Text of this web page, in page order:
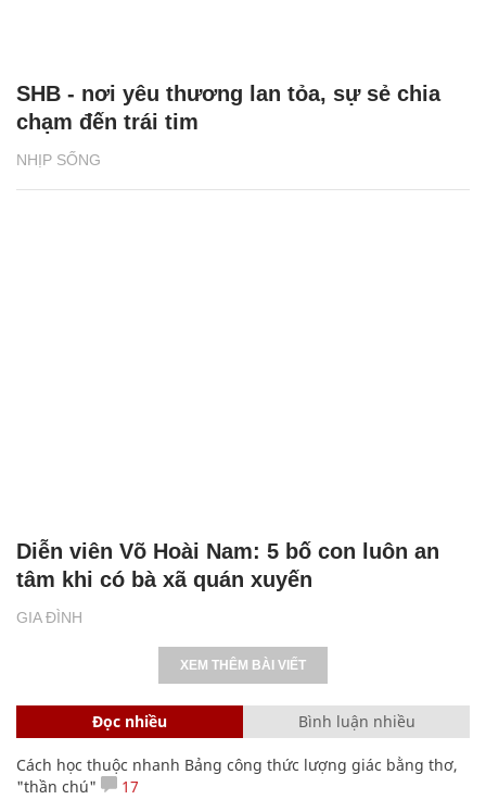
NHỊP SỐNG
SHB - nơi yêu thương lan tỏa, sự sẻ chia
chạm đến trái tim
GIA ĐÌNH
Diễn viên Võ Hoài Nam: 5 bố con luôn an
tâm khi có bà xã quán xuyến
XEM THÊM BÀI VIẾT
Đọc nhiều Bình luận nhiều
Cách học thuộc nhanh Bảng công thức lượng giác bằng thơ,
"thần chú"
17